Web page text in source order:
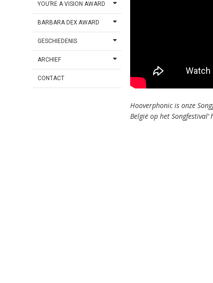
YOU’RE A VISION AWARD
BARBARA DEX AWARD
GESCHIEDENIS
ARCHIEF
CONTACT
Hooverphonic is onze
België op het